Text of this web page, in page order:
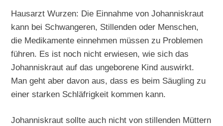
Hausarzt Wurzen: Die Einnahme von Johanniskraut
kann bei Schwangeren, Stillenden oder Menschen,
die Medikamente einnehmen müssen zu Problemen
führen. Es ist noch nicht erwiesen, wie sich das
Johanniskraut auf das ungeborene Kind auswirkt.
Man geht aber davon aus, dass es beim Säugling zu
einer starken Schläfrigkeit kommen kann.
Johanniskraut sollte auch nicht von stillenden Müttern